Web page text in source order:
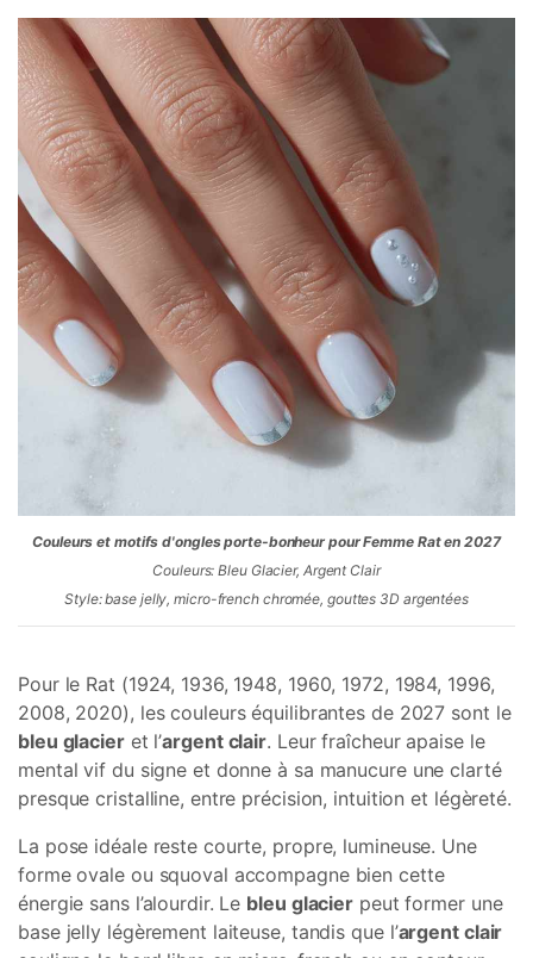
Couleurs et motifs d'ongles porte-bonheur pour Femme Rat en 2027
Couleurs: Bleu Glacier, Argent Clair
Style: base jelly, micro-french chromée, gouttes 3D argentées
Pour le Rat (1924, 1936, 1948, 1960, 1972, 1984, 1996,
2008, 2020), les couleurs équilibrantes de 2027 sont le
bleu glacieret l’argent clair. Leur fraîcheur apaise le
mental vif du signe et donne à sa manucure une clarté
presque cristalline, entre précision, intuition et légèreté.
La pose idéale reste courte, propre, lumineuse. Une
forme ovale ou squoval accompagne bien cette
énergie sans l’alourdir. Le bleu glacier peut former une
base jelly légèrement laiteuse, tandis que l’argent clair